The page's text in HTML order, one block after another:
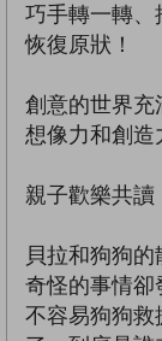
巧手轉一轉、
恢復原狀！
創意的世界充
想像力和創造
親子歡樂共讀
貝拉和狗狗的
奇怪的事情
不容易狗狗救